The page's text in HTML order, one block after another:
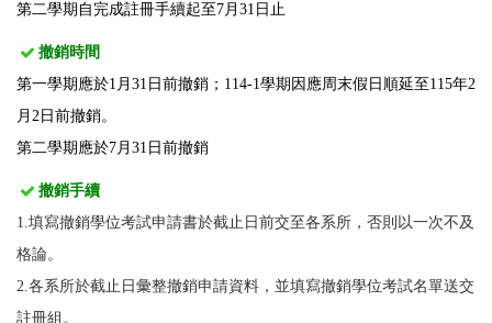
第二學期自完成註冊手續起至7月31日止
撤銷時間
第一學期應於1月31日前撤銷； 114-1學期因應周末假日順延至115年2
月2日前撤銷。
第二學期應於7月31日 前撤銷
撤銷手續
1.填寫撤銷學位考試申請書於截止日前交至各系所，否則以一次不及
格論。
2.各系所於截止日彙整撤銷申請資料，並填寫撤銷學位考試名單送交
註冊組。